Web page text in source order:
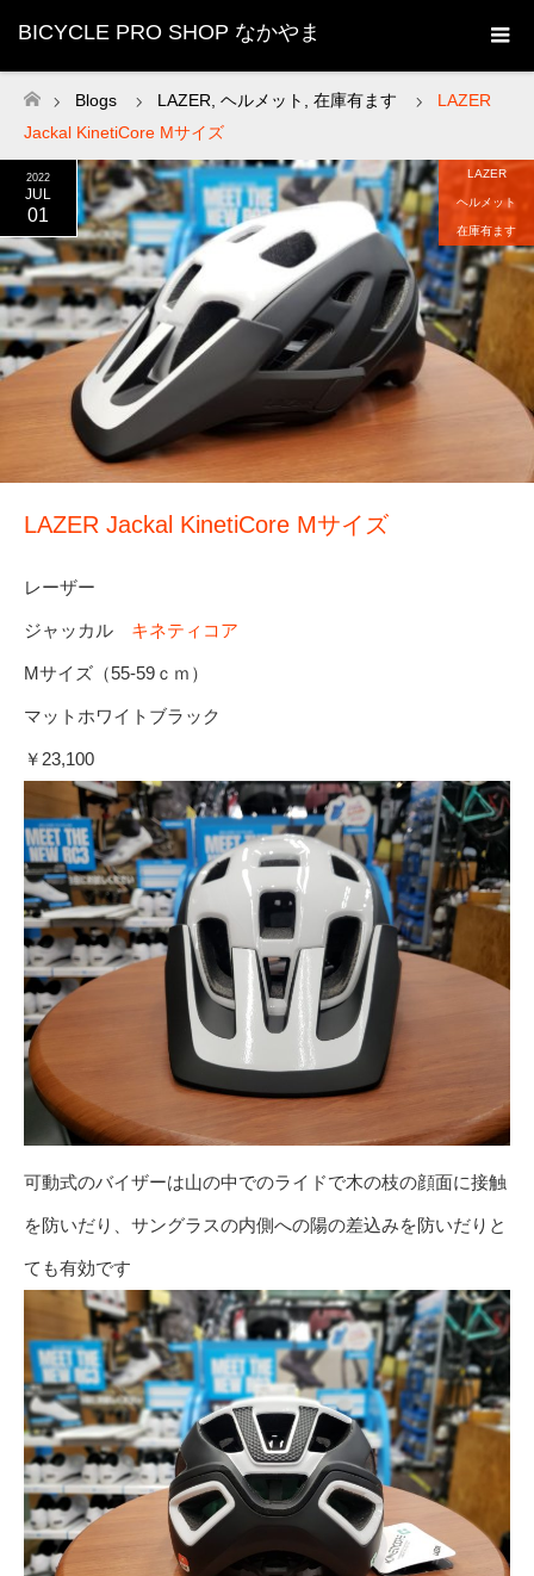
BICYCLE PRO SHOP なかやま
ホーム
Blogs LAZER ヘルメット 在庫有ます
LAZER
Jackal KinetiCore Mサイズ
2022
JUL
01
LAZER
ヘルメット
在庫有ます
LAZER Jackal KinetiCore Mサイズ
レーザー
ジャッカル キネティコア
Mサイズ（55-59ｃｍ）
マットホワイトブラック
￥23,100
可動式のバイザーは山の中でのライドで木の枝の顔面に接触
を防いだり、サングラスの内側への陽の差込みを防いだりと
ても有効です